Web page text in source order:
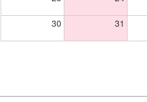
30 31